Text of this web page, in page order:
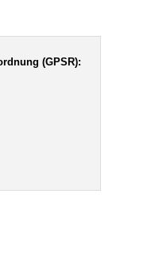
(GPSR):